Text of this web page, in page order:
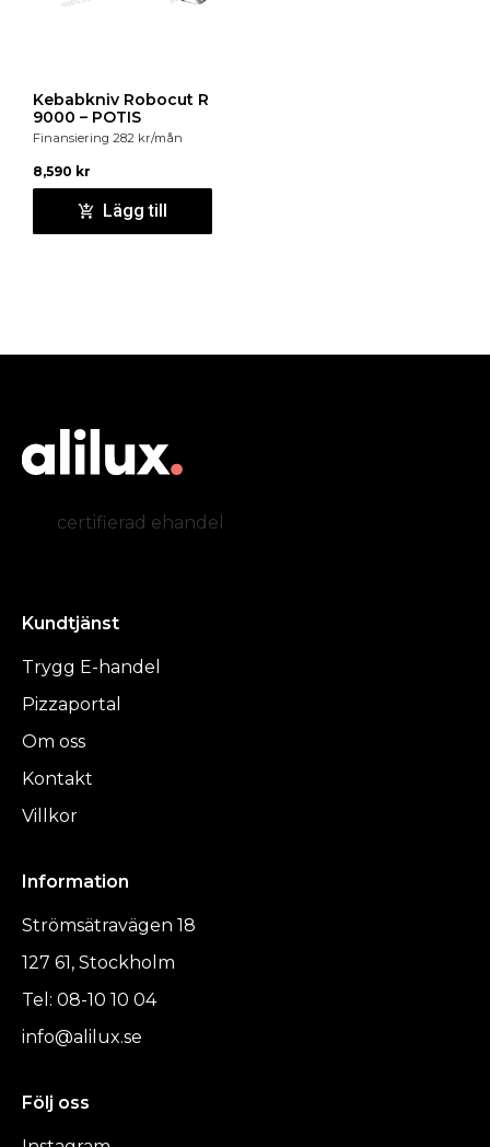
Kebabkniv Robocut R
9000 – POTIS
Finansiering 282 kr/mån
8,590 kr
Lägg till
certifierad ehandel
Kundtjänst
Trygg E-handel
Pizzaportal
Om oss
Kontakt
Villkor
Information
Strömsätravägen 18
127 61, Stockholm
Tel: 08-10 10 04
info@alilux.se
Följ oss